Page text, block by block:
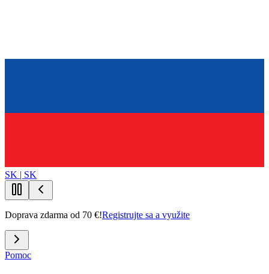
SK | SK
Doprava zdarma od 70 €!Registrujte sa a využite
Pomoc